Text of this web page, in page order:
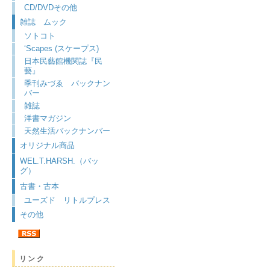
CD/DVDその他
雑誌 ムック
ソトコト
‘Scapes (スケープス)
日本民藝館機関誌『民
藝』
季刊みづゑ バックナン
バー
雑誌
洋書マガジン
天然生活バックナンバー
オリジナル商品
WEL.T.HARSH.（バッ
グ）
古書・古本
ユーズド リトルプレス
その他
リンク